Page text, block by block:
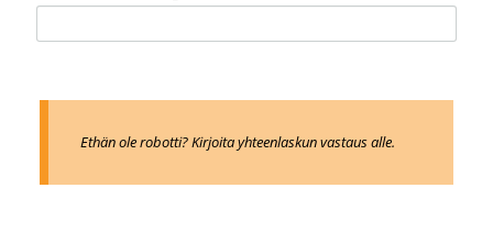
Ethän ole robotti? Kirjoita yhteenlaskun vastaus alle.